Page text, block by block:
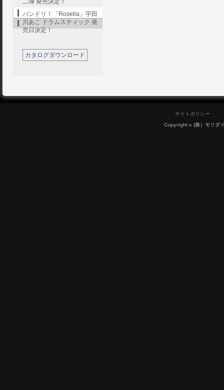
二弾 発売決定！
バンドリ！「Roselia」宇田
川あこ ドラムスティック 発
売日決定！
カタログダウンロード
サイトポリシー
Copyright c (株）モリダ